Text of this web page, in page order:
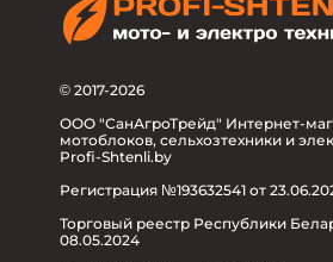
© 2017-2026
ООО "СанАгроТрейд" Интернет-
мотоблоков, сельхозтехники и
Profi-Shtenli.by
Регистрация №193632541 от
Торговый реестр Республики
08.05.2024